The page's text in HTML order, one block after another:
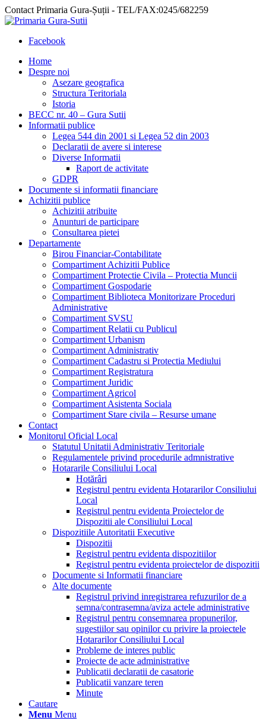
Contact Primaria Gura-Șuții - TEL/FAX:0245/682259
Facebook
Home
Despre noi
Asezare geografica
Structura Teritoriala
Istoria
BECC nr. 40 – Gura Sutii
Informatii publice
Legea 544 din 2001 si Legea 52 din 2003
Declaratii de avere si interese
Diverse Informatii
Raport de activitate
GDPR
Documente si informatii financiare
Achizitii publice
Achizitii atribuite
Anunturi de participare
Consultarea pietei
Departamente
Birou Financiar-Contabilitate
Compartiment Achizitii Publice
Compartiment Protectie Civila – Protectia Muncii
Compartiment Gospodarie
Compartiment Biblioteca Monitorizare Proceduri
Administrative
Compartiment SVSU
Compartiment Relatii cu Publicul
Compartiment Urbanism
Compartiment Administrativ
Compartiment Cadastru si Protectia Mediului
Compartiment Registratura
Compartiment Juridic
Compartiment Agricol
Compartiment Asistenta Sociala
Compartiment Stare civila – Resurse umane
Contact
Monitorul Oficial Local
Statutul Unitatii Administrativ Teritoriale
Regulamentele privind procedurile admnistrative
Hotararile Consiliului Local
Hotărâri
Registrul pentru evidenta Hotararilor Consiliului
Local
Registrul pentru evidenta Proiectelor de
Dispozitii ale Consiliului Local
Dispozitiile Autoritatii Executive
Dispozitii
Registrul pentru evidenta dispozitiilor
Registrul pentru evidenta proiectelor de dispozitii
Documente si Informatii financiare
Alte documente
Registrul privind inregistrarea refuzurilor de a
semna/contrasemna/aviza actele administrative
Registrul pentru consemnarea propunerilor,
sugestiilor sau opinilor cu privire la proiectele
Hotararilor Consiliului Local
Probleme de interes public
Proiecte de acte administrative
Publicatii declaratii de casatorie
Publicatii vanzare teren
Minute
Cautare
Menu Menu